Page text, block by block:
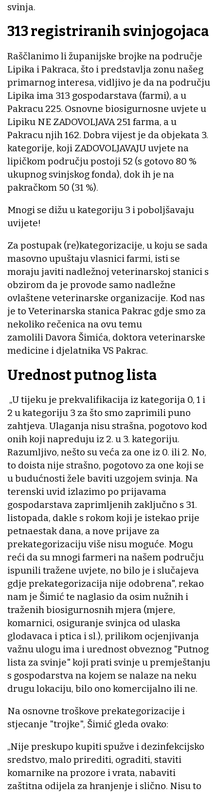
svinja.
313 registriranih svinjogojaca
Raščlanimo li županijske brojke na područje
Lipika i Pakraca, što i predstavlja zonu našeg
primarnog interesa, vidljivo je da na području
Lipika ima 313 gospodarstava (farmi), a u
Pakracu 225. Osnovne biosigurnosne uvjete u
Lipiku NE ZADOVOLJAVA 251 farma, a u
Pakracu njih 162. Dobra vijest je da objekata 3.
kategorije, koji ZADOVOLJAVAJU uvjete na
lipičkom području postoji 52 (s gotovo 80 %
ukupnog svinjskog fonda), dok ih je na
pakračkom 50 (31 %).
Mnogi se dižu u kategoriju 3 i poboljšavaju
uvijete!
Za postupak (re)kategorizacije, u koju se sada
masovno upuštaju vlasnici farmi, isti se
moraju javiti nadležnoj veterinarskoj stanici s
obzirom da je provode samo nadležne
ovlaštene veterinarske organizacije. Kod nas
je to Veterinarska stanica Pakrac gdje smo za
nekoliko rečenica na ovu temu
zamolili Davora Šimića, doktora veterinarske
medicine i djelatnika VS Pakrac.
Urednost putnog lista
„U tijeku je prekvalifikacija iz kategorija 0, 1 i
2 u kategoriju 3 za što smo zaprimili puno
zahtjeva. Ulaganja nisu strašna, pogotovo kod
onih koji napreduju iz 2. u 3. kategoriju.
Razumljivo, nešto su veća za one iz 0. ili 2. No,
to doista nije strašno, pogotovo za one koji se
u budućnosti žele baviti uzgojem svinja. Na
terenski uvid izlazimo po prijavama
gospodarstava zaprimljenih zaključno s 31.
listopada, dakle s rokom koji je istekao prije
petnaestak dana, a nove prijave za
prekategorizaciju više nisu moguće. Mogu
reći da su mnogi farmeri na našem području
ispunili tražene uvjete, no bilo je i slučajeva
gdje prekategorizacija nije odobrena", rekao
nam je Šimić te naglasio da osim nužnih i
traženih biosigurnosnih mjera (mjere,
komarnici, osiguranje svinjca od ulaska
glodavaca i ptica i sl.), prilikom ocjenjivanja
važnu ulogu ima i urednost obveznog "Putnog
lista za svinje" koji prati svinje u premještanju
s gospodarstva na kojem se nalaze na neku
drugu lokaciju, bilo ono komercijalno ili ne.
Na osnovne troškove prekategorizacije i
stjecanje "trojke", Šimić gleda ovako:
„Nije preskupo kupiti spužve i dezinfekcijsko
sredstvo, malo prirediti, ograditi, staviti
komarnike na prozore i vrata, nabaviti
zaštitna odijela za hranjenje i slično. Nisu to